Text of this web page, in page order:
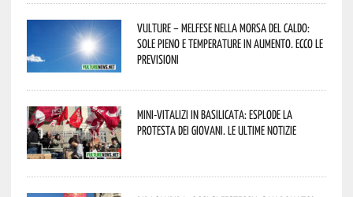
Vulture – melfese nella morsa del caldo:
sole pieno e temperature in aumento. Ecco le
previsioni
Mini-vitalizi in Basilicata: esplode la
protesta dei giovani. Le ultime notizie